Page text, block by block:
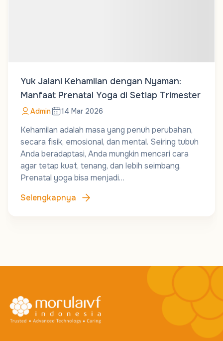
Yuk Jalani Kehamilan dengan Nyaman:
Manfaat Prenatal Yoga di Setiap Trimester
Admin 14 Mar 2026
Kehamilan adalah masa yang penuh perubahan,
secara fisik, emosional, dan mental. Seiring tubuh
Anda beradaptasi, Anda mungkin mencari cara
agar tetap kuat, tenang, dan lebih seimbang.
Prenatal yoga bisa menjadi…
Selengkapnya